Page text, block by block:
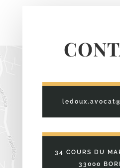
34 COURS DU
33000